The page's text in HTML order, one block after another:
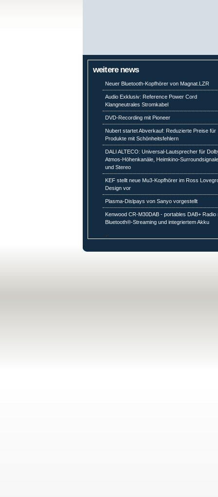
weitere news
Neuer Bluetooth-Kopfhörer von Magnat.LZR
Audio Exklusiv: Reference Power Cord
Klangneutrales Stromkabel
DVD-Recording mit Pioneer
Nubert startet Abverkauf: Reduzierte Preise für
Produkte mit Schönheitsfehlern
DALI ALTECO: Universal-Lautsprecher für
Atmos-Höhenkanäle, Heimkino-
und Stereo
KEF stellt neue Mu3-Kopfhörer im Ross
Design vor
Plasma-Dislpays von Sanyo vorgestellt
Kenwood CR-M30DAB - portables DAB+ Radio
Bluetooth®-Streaming und integriertem Akku